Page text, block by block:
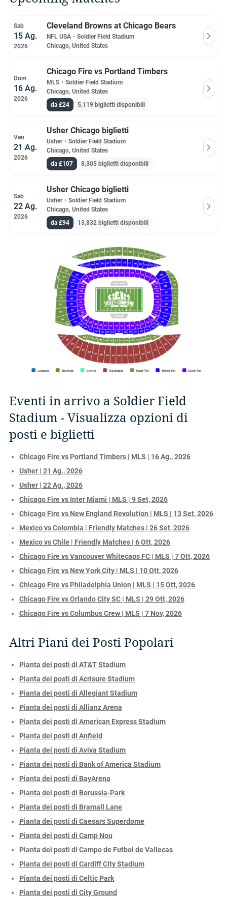
Sab
15 Ag.
2026
Cleveland Browns at Chicago Bears
NFL USA ・ Soldier Field Stadium
Chicago, United States
Dom
16 Ag.
2026
Chicago Fire vs Portland Timbers
MLS ・ Soldier Field Stadium
Chicago, United States
da £24
5,119 biglietti disponibili
Ven
21 Ag.
2026
Usher Chicago biglietti
Usher・ Soldier Field Stadium
Chicago, United States
da £107
8,305 biglietti disponibili
Sab
22 Ag.
2026
Usher Chicago biglietti
Usher・ Soldier Field Stadium
Chicago, United States
da £94
13,832 biglietti disponibili
Eventi in arrivo a Soldier Field
Stadium - Visualizza opzioni di
posti e biglietti
Chicago Fire vs Portland Timbers | MLS | 16 Ag., 2026
Usher | 21 Ag., 2026
Usher | 22 Ag., 2026
Chicago Fire vs Inter Miami | MLS | 9 Set, 2026
Chicago Fire vs New England Revolution | MLS | 13 Set, 2026
Mexico vs Colombia | Friendly Matches | 26 Set, 2026
Mexico vs Chile | Friendly Matches | 6 Ott, 2026
Chicago Fire vs Vancouver Whitecaps FC | MLS | 7 Ott, 2026
Chicago Fire vs New York City | MLS | 10 Ott, 2026
Chicago Fire vs Philadelphia Union | MLS | 15 Ott, 2026
Chicago Fire vs Orlando City SC | MLS | 29 Ott, 2026
Chicago Fire vs Columbus Crew | MLS | 7 Nov, 2026
Altri Piani dei Posti Popolari
Pianta dei posti di AT&T Stadium
Pianta dei posti di Acrisure Stadium
Pianta dei posti di Allegiant Stadium
Pianta dei posti di Allianz Arena
Pianta dei posti di American Express Stadium
Pianta dei posti di Anfield
Pianta dei posti di Aviva Stadium
Pianta dei posti di Bank of America Stadium
Pianta dei posti di BayArena
Pianta dei posti di Borussia-Park
Pianta dei posti di Bramall Lane
Pianta dei posti di Caesars Superdome
Pianta dei posti di Camp Nou
Pianta dei posti di Campo de Futbol de Vallecas
Pianta dei posti di Cardiff City Stadium
Pianta dei posti di Celtic Park
Pianta dei posti di City Ground